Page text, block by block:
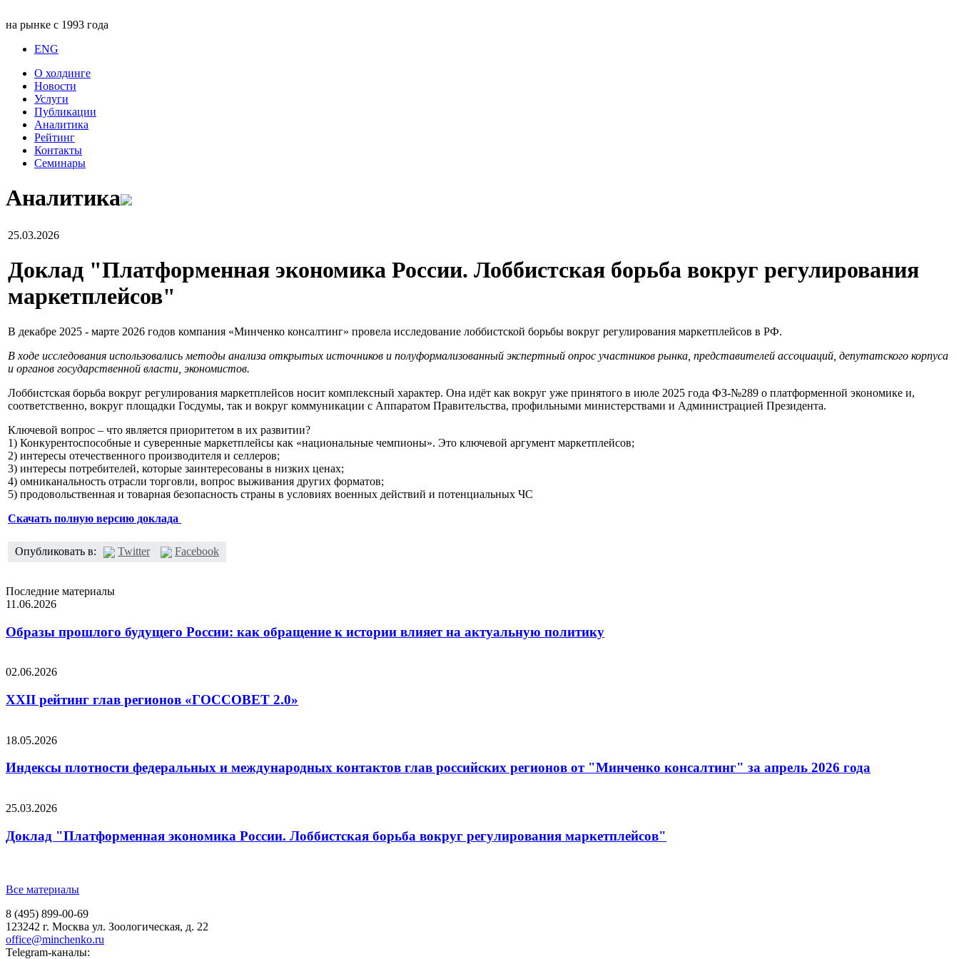
на рынке с 1993 года
ENG
О холдинге
Новости
Услуги
Публикации
Аналитика
Рейтинг
Контакты
Семинары
Аналитика
25.03.2026
Доклад "Платформенная экономика России. Лоббистская борьба вокруг регулирования
маркетплейсов"
В декабре 2025 - марте 2026 годов компания «Минченко консалтинг» провела исследование лоббистской борьбы вокруг регулирования маркетплейсов в РФ.
В ходе исследования использовались методы анализа открытых источников и полуформализованный экспертный опрос участников рынка, представителей ассоциаций, депутатского корпуса
и органов государственной власти, экономистов.
Лоббистская борьба вокруг регулирования маркетплейсов носит комплексный характер. Она идёт как вокруг уже принятого в июле 2025 года ФЗ-№289 о платформенной экономике и,
соответственно, вокруг площадки Госдумы, так и вокруг коммуникации с Аппаратом Правительства, профильными министерствами и Администрацией Президента.
Ключевой вопрос – что является приоритетом в их развитии?
1) Конкурентоспособные и суверенные маркетплейсы как «национальные чемпионы». Это ключевой аргумент маркетплейсов;
2) интересы отечественного производителя и селлеров;
3) интересы потребителей, которые заинтересованы в низких ценах;
4) омниканальность отрасли торговли, вопрос выживания других форматов;
5) продовольственная и товарная безопасность страны в условиях военных действий и потенциальных ЧС
Скачать полную версию доклада
Опубликовать в: Twitter Facebook
Последние материалы
11.06.2026
Образы прошлого будущего России: как обращение к истории влияет на актуальную политику
02.06.2026
XXII рейтинг глав регионов «ГОССОВЕТ 2.0»
18.05.2026
Индексы плотности федеральных и международных контактов глав российских регионов от "Минченко консалтинг" за апрель 2026 года
25.03.2026
Доклад "Платформенная экономика России. Лоббистская борьба вокруг регулирования маркетплейсов"
Все материалы
8 (495) 899-00-69
123242 г. Москва ул. Зоологическая, д. 22
office@minchenko.ru
Telegram-каналы: